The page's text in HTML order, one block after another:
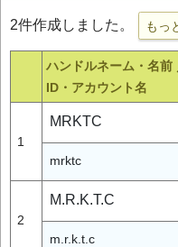
2件作成しました。 もっ
ハンドルネーム・名前
ID・アカウント名
1
MRKTC
mrktc
2
M.R.K.T.C
m.r.k.t.c